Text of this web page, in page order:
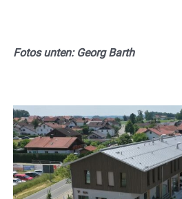
Fotos unten: Georg Barth